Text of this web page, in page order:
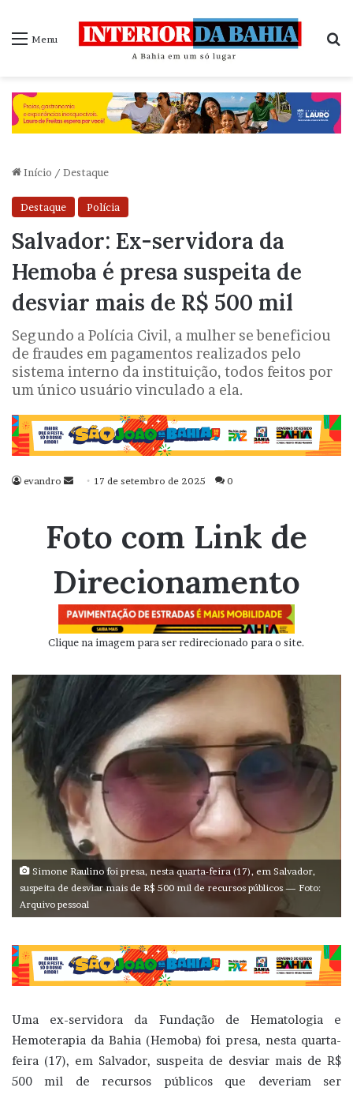
Menu
Início / Destaque
Destaque Polícia
Salvador: Ex-servidora da
Hemoba é presa suspeita de
desviar mais de R$ 500 mil
Segundo a Polícia Civil, a mulher se beneficiou
de fraudes em pagamentos realizados pelo
sistema interno da instituição, todos feitos por
um único usuário vinculado a ela.
evandro
Mande
mail
17 de setembro de 2025 0
Foto com Link de
Direcionamento
Clique na imagem para ser redirecionado para o site.
Simone Raulino foi presa, nesta quarta-feira (17), em Salvador,
suspeita de desviar mais de R$ 500 mil de recursos públicos — Foto:
Arquivo pessoal
Uma ex-servidora da Fundação de Hematologia e
Hemoterapia da Bahia (Hemoba) foi presa, nesta quarta-
feira (17), em Salvador, suspeita de desviar mais de R$
500 mil de recursos públicos que deveriam ser